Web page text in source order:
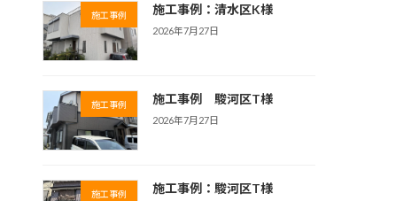
施工事例 施工事例：清水区K様
2026年7月27日
施工事例 施工事例 駿河区T様
2026年7月27日
施工事例 施工事例：駿河区T様